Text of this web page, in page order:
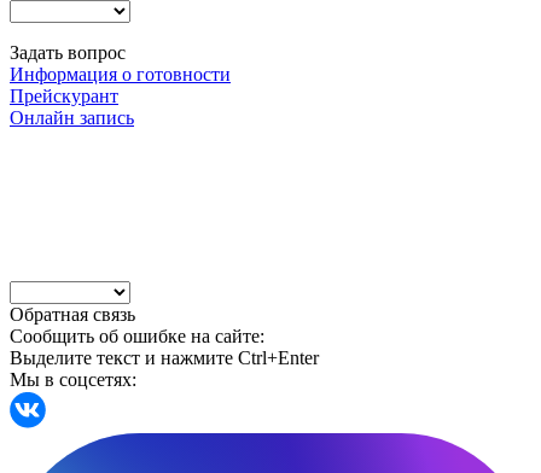
Задать вопрос
Информация о готовности
Прейскурант
Онлайн запись
Обратная связь
Сообщить об ошибке на сайте:
Выделите текст и нажмите Ctrl+Enter
Мы в соцсетях: